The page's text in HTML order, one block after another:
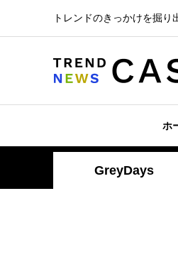
トレンドのきっかけを掘
ホ
GreyDays